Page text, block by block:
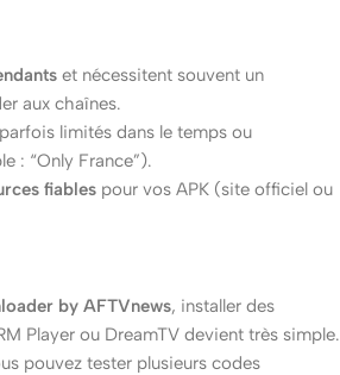
et nécessitent souvent un
aux chaînes.
limités dans le temps ou
: “Only France”).
fiables pour vos APK (site officiel ou
by AFTVnews, installer des
Player ou DreamTV devient très simple.
pouvez tester plusieurs codes